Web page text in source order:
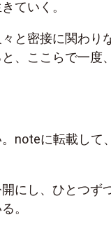
ていく。
と密接に関わり
、ここらで一度
noteに転載して
にし、ひとつず
。